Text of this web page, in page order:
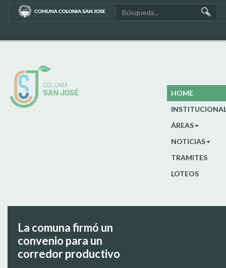
HOME
ÁREAS
NOTICIAS
TRAMITES
LOTEOS
La comuna firmó un
convenio para un
corredor productivo